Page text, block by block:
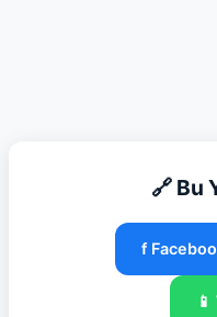
🔗 Bu
f